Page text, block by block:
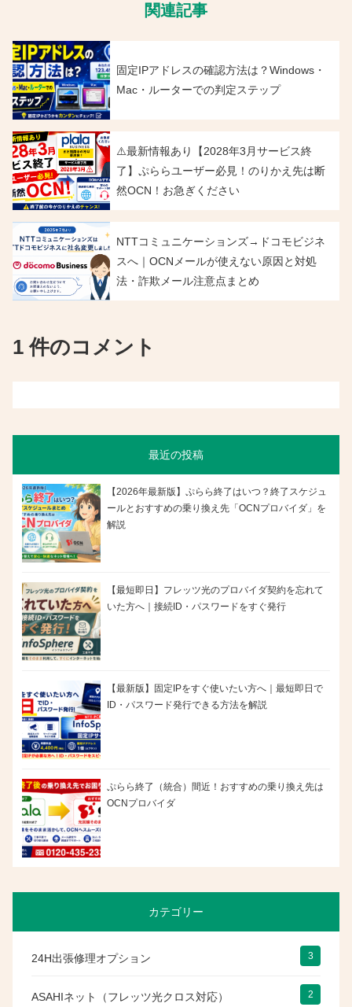
関連記事
固定IPアドレスの確認方法は？Windows・
Mac・ルーターでの判定ステップ
⚠️最新情報あり【2028年3月サービス終
了】ぷららユーザー必見！のりかえ先は断
然OCN！お急ぎください
NTTコミュニケーションズ→ドコモビジネ
スへ｜OCNメールが使えない原因と対処
法・詐欺メール注意点まとめ
1 件のコメント
最近の投稿
【2026年最新版】ぷらら終了はいつ？終了スケジュ
ールとおすすめの乗り換え先「OCNプロバイダ」を
解説
【最短即日】フレッツ光のプロバイダ契約を忘れて
いた方へ｜接続ID・パスワードをすぐ発行
【最新版】固定IPをすぐ使いたい方へ｜最短即日で
ID・パスワード発行できる方法を解説
ぷらら終了（統合）間近！おすすめの乗り換え先は
OCNプロバイダ
カテゴリー
24H出張修理オプション 3
ASAHIネット（フレッツ光クロス対応） 2